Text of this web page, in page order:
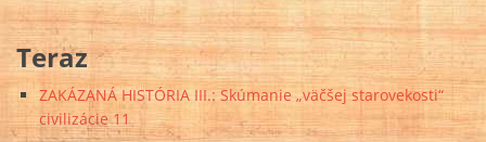
Teraz
ZAKÁZANÁ HISTÓRIA III.: Skúmanie „väčšej starovekosti“
civilizácie 11